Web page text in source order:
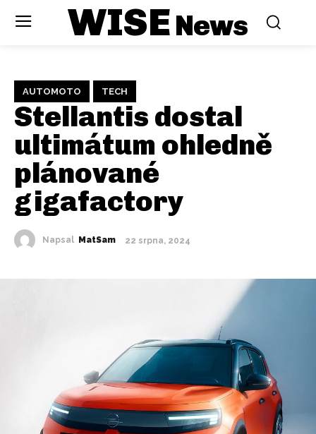
WISENews
AUTOMOTO TECH
Stellantis dostal
ultimátum ohledně
plánované
gigafactory
Napsal MatSam 22 srpna, 2024